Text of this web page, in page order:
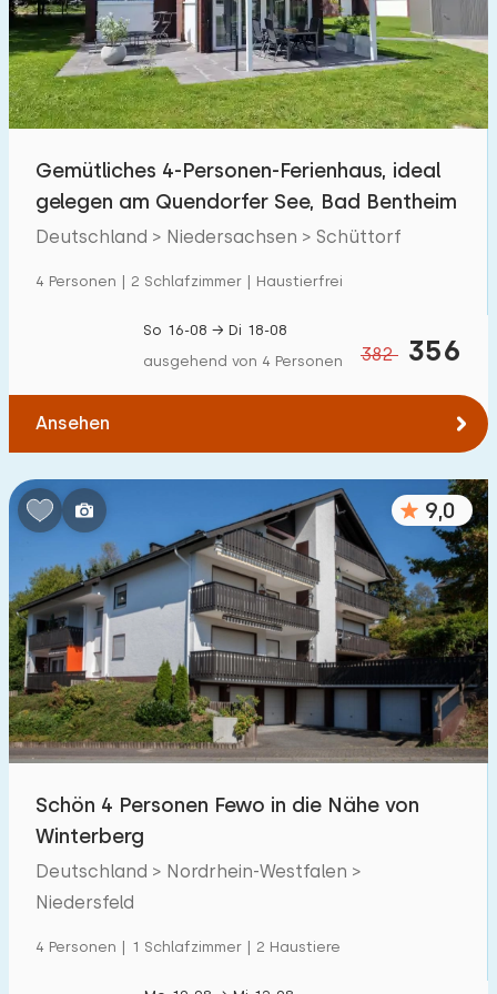
Schwimmbad
Eingezäunter Garten 3
Haustierfrei 40
Ladestation Auto
€ 0 — € 5000+
Schlafzimmern:
2 3 4 5
Badezimmer:
1 2 3 5
Entfernungen
Zum Meer(max. km):
Zum Wald
Gemütliches 4-Personen-Ferienhaus, ideal
gelegen am Quendorfer See, Bad Bentheim
Deutschland > Niedersachsen > Schüttorf
4 Personen | 2 Schlafzimmer | Haustierfrei
382 356
So 16-08 → Di 18-08
ausgehend von 4 Personen
Ansehen
9,0
Schön 4 Personen Fewo in die Nähe von
Winterberg
Deutschland > Nordrhein-Westfalen >
Niedersfeld
4 Personen | 1 Schlafzimmer | 2 Haustiere